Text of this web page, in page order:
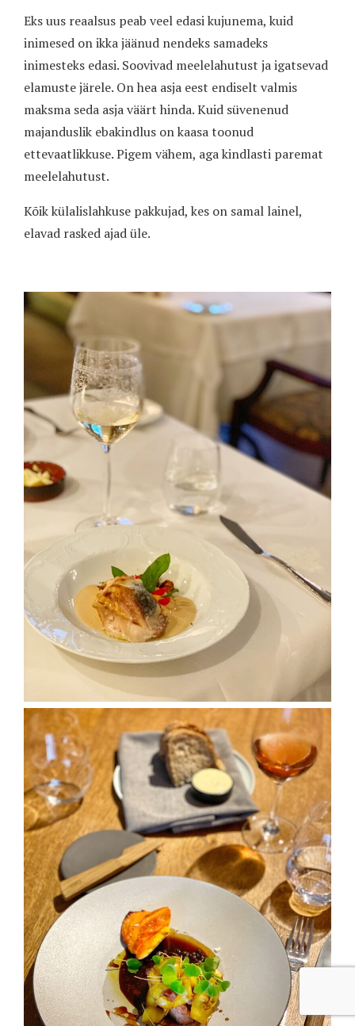
Eks uus reaalsus peab veel edasi kujunema, kuid
inimesed on ikka jäänud nendeks samadeks
inimesteks edasi. Soovivad meelelahutust ja igatsevad
elamuste järele. On hea asja eest endiselt valmis
maksma seda asja väärt hinda. Kuid süvenenud
majanduslik ebakindlus on kaasa toonud
ettevaatlikkuse. Pigem vähem, aga kindlasti paremat
meelelahutust.
Kõik külalislahkuse pakkujad, kes on samal lainel,
elavad rasked ajad üle.